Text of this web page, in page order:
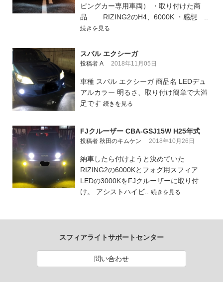
ピングカー専用車両） ・取り付けた商
品 RIZING2のH4、6000K ・感想 ..
続きを見る
スバル エクシーガ
投稿者 A 2018年11月05日
車種 スバル エクシーガ 商品名 LEDデュ
アルカラー 明るさ、取り付け簡単で大満
足です 続きを見る
FJクルーザー CBA-GSJ15W H25年式
投稿者 秋田のキムケン 2018年10月26日
納車したら付けようと決めていた
RIZING2の6000Kとフォグ用スフィア
LEDの3000KをFJクルーザーに取り付
け。 アシストハイビ.. 続きを見る
スフィアライトサポートセンター
問い合わせ